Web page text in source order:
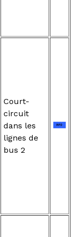
Court-
circuit
dans les
lignes de
bus 2